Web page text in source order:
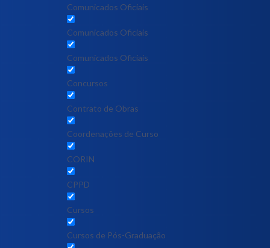
Comunicados Oficiais
Comunicados Oficiais
Comunicados Oficiais
Concursos
Contrato de Obras
Coordenações de Curso
CORIN
CPPD
Cursos
Cursos de Pós-Graduação